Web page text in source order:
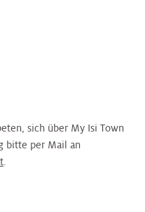
sich über My Isi Town
bitte per Mail an
.